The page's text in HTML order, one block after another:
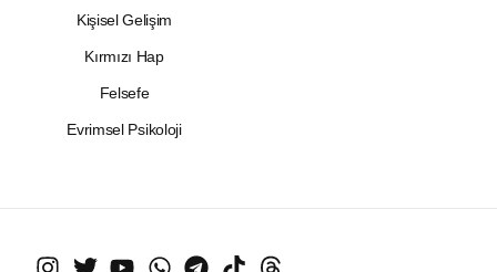
Kişisel Gelişim
Kırmızı Hap
Felsefe
Evrimsel Psikoloji